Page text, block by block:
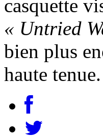
casquette
« Untried
bien plus
haute tenue.